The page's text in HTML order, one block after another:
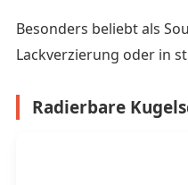
Besonders beliebt als
Lackverzierung oder in
Radierbare